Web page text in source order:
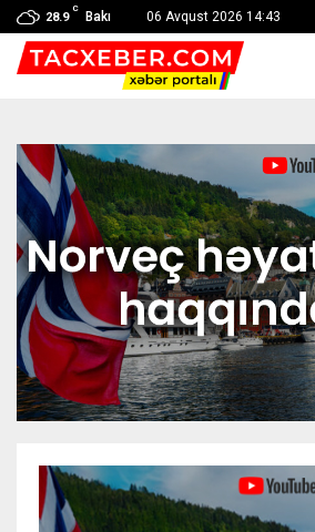
28.9
C
Bakı 06 Avqust 2026 14:43